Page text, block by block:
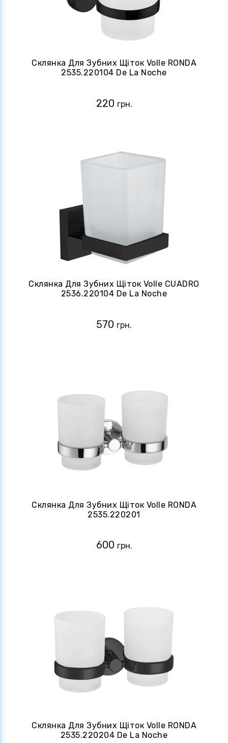
Склянка Для Зубних Щіток Volle RONDA
2535.220104 De La Noche
220 грн.
Склянка Для Зубних Щіток Volle CUADRO
2536.220104 De La Noche
570 грн.
Склянка Для Зубних Щіток Volle RONDA
2535.220201
600 грн.
Склянка Для Зубних Щіток Volle RONDA
2535.220204 De La Noche